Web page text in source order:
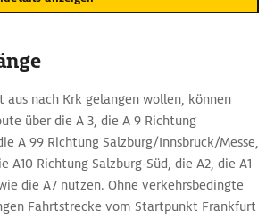
nach Krk gelangen wollen, können
über die A 3, die A 9 Richtung
A 99 Richtung Salzburg/Innsbruck/Messe,
Richtung Salzburg-Süd, die A2, die A1
die A7 nutzen. Ohne verkehrsbedingte
Fahrtstrecke vom Startpunkt Frankfurt